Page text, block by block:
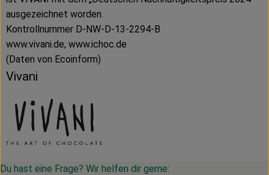
ausgezeichnet worden.
Kontrollnummer D-NW-D-13-2294-B
www.vivani.de, www.ichoc.de
(Daten von Ecoinform)
Vivani
Du hast eine Frage? Wir helfen dir gerne: